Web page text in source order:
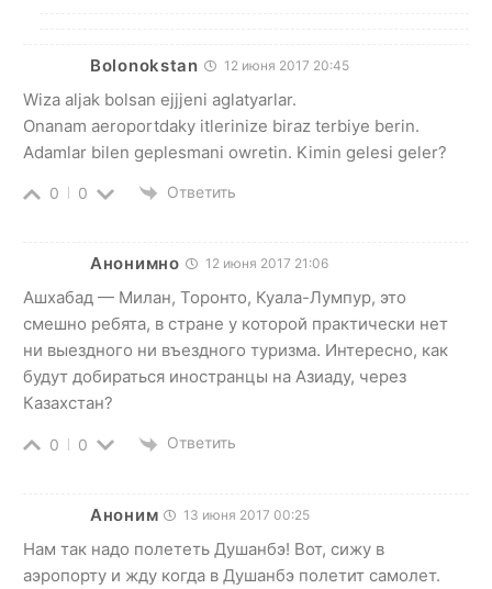
Bolonokstan 12 июня 2017 20:45
Wiza aljak bolsan ejjjeni aglatyarlar.
Onanam aeroportdaky itlerinize biraz terbiye berin.
Adamlar bilen geplesmani owretin. Kimin gelesi geler?
0 0 Ответить
Анонимно 12 июня 2017 21:06
Ашхабад — Милан, Торонто, Куала-Лумпур, это
смешно ребята, в стране у которой практически нет
ни выездного ни въездного туризма. Интересно, как
будут добираться иностранцы на Азиаду, через
Казахстан?
0 0 Ответить
Аноним 13 июня 2017 00:25
Нам так надо полететь Душанбэ! Вот, сижу в
аэропорту и жду когда в Душанбэ полетит самолет.